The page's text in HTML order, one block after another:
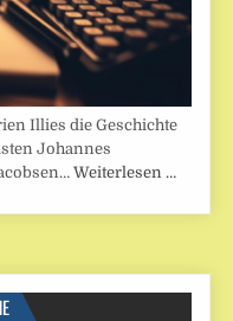
Illies die Geschichte
Johannes
Weiterlesen …